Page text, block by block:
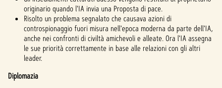
originario quando l'IA invia una Proposta di pace.
Risolto un problema segnalato che causava azioni di
controspionaggio fuori misura nell'epoca moderna da parte dell'IA,
anche nei confronti di civiltà amichevoli e alleate. Ora l'IA assegna
le sue priorità correttamente in base alle relazioni con gli altri
leader.
Diplomazia